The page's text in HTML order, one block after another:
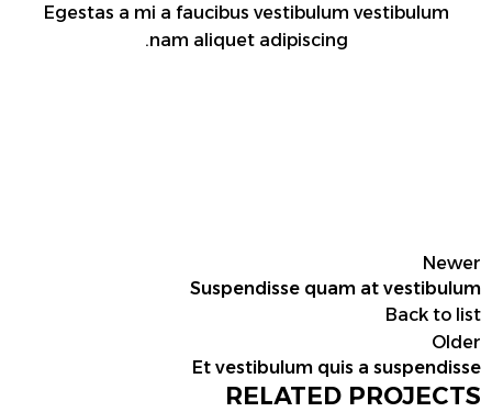
Egestas a mi a faucibus vestibulum vestibulum
nam aliquet adipiscing.
Newer
Suspendisse quam at vestibulum
Back to list
Older
Et vestibulum quis a suspendisse
RELATED PROJECTS